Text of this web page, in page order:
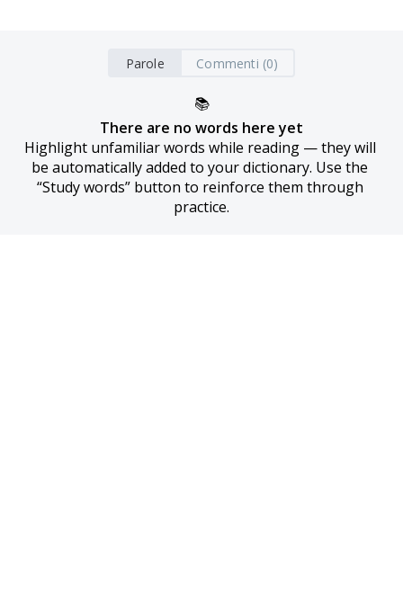
Parole Commenti (0)
📚
There are no words here yet
Highlight unfamiliar words while reading — they will
be automatically added to your dictionary. Use the
“Study words” button to reinforce them through
practice.